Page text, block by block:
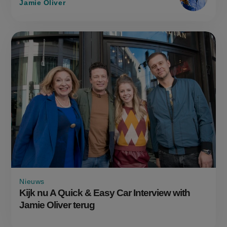
Jamie Oliver
Kijk nu A Quick & Easy Car Interview with
Jamie Oliver terug
Nieuws